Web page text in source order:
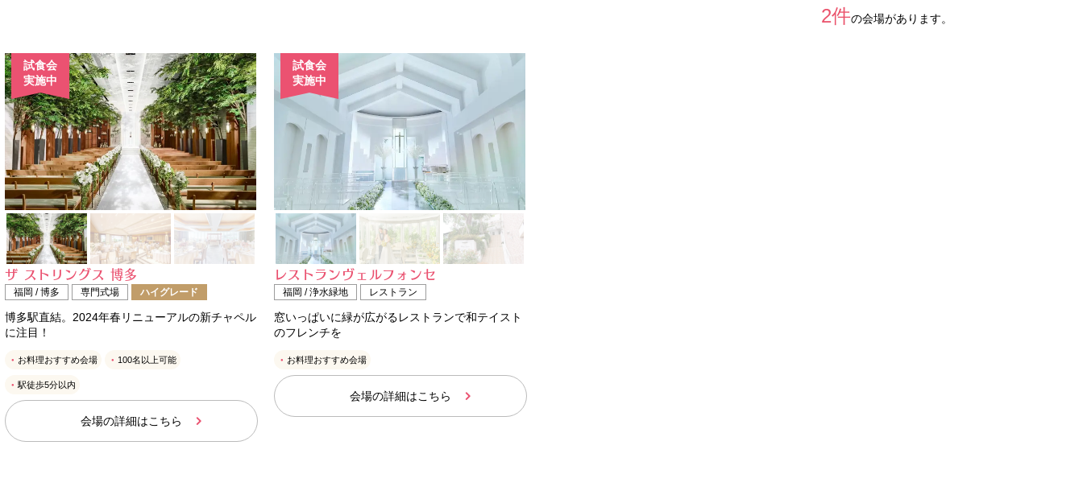
2件の会場があります。
試食会
実施中
ザ ストリングス 博多
福岡 / 博多 専門式場 ハイグレード
博多駅直結。2024年春リニューアルの新チャペル
に注目！
お料理おすすめ会場 100名以上可能
駅徒歩5分以内
会場の詳細はこちら
試食会
実施中
レストランヴェルフォンセ
福岡 / 浄水緑地 レストラン
窓いっぱいに緑が広がるレストランで和テイスト
のフレンチを
お料理おすすめ会場
会場の詳細はこちら